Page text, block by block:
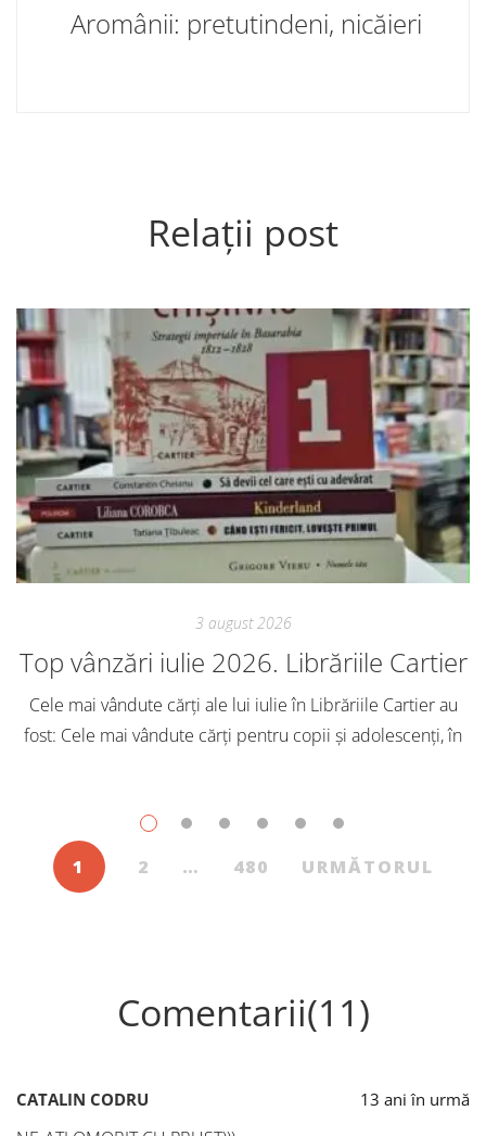
Aromânii: pretutindeni, nicăieri
Relații post
3 august 2026
Top vânzări iulie 2026. Librăriile Cartier
Cele mai vândute cărți ale lui iulie în Librăriile Cartier au
fost: Cele mai vândute cărți pentru copii și adolescenți, în
1 2 … 480 URMĂTORUL
Comentarii(11)
CATALIN CODRU 13 ani în urmă